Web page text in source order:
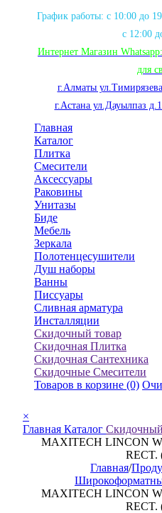
График работы: с 10:00 до
с 12:00
Интернет Магазин Whatsapp:
для
г.Алматы
г.Астана ул.Дауылпаз
Главная
Каталог
Плитка
Смесители
Аксессуары
Раковины
Унитазы
Биде
Мебель
Зеркала
Полотенцесушители
Душ наборы
Ванны
Писсуары
Сливная арматура
Инсталляции
Скидочный товар
Скидочная Плитка
Скидочная Сантехника
Скидочные Смесители
Товаров в корзине (0)
×
Главная Каталог
MAXITECH LINCON
RECT.
Главная/
MAXITECH LINCON
RECT.